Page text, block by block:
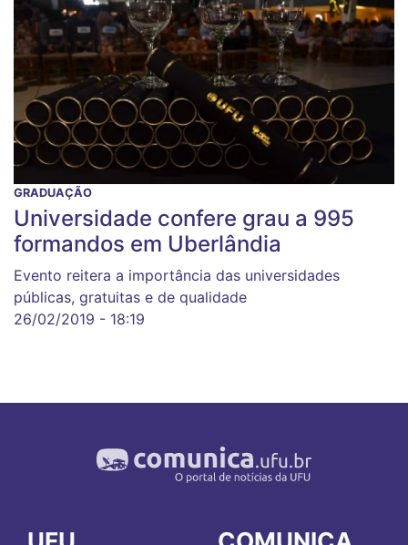
GRADUAÇÃO
Universidade confere grau a 995
formandos em Uberlândia
Evento reitera a importância das universidades
públicas, gratuitas e de qualidade
26/02/2019 - 18:19